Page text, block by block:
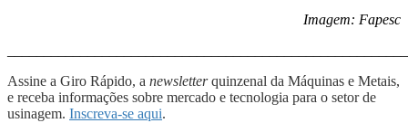
Imagem: Fapesc
Assine a Giro Rápido, a newsletterquinzenal da Máquinas e Metais,
e receba informações sobre mercado e tecnologia para o setor de
usinagem. Inscreva-se aqui.